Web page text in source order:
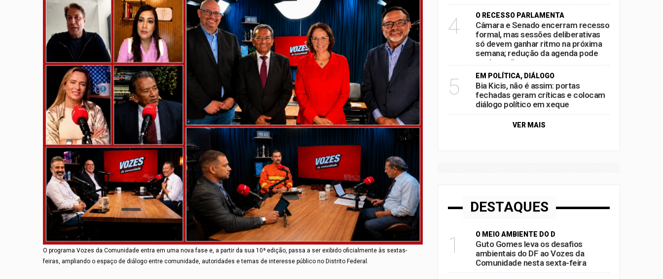
O programa Vozes da Comunidade entra em uma nova fase e, a partir da sua 10ª edição, passa a ser exibido oficialmente às sextas-
feiras, ampliando o espaço de diálogo entre comunidade, autoridades e temas de interesse público no Distrito Federal.
4 O RECESSO PARLAMENTA
Câmara e Senado encerram recesso
formal, mas sessões deliberativas
só devem ganhar ritmo na próxima
semana; redução da agenda pode
acelerar disputas por pautas antes
das eleições
5 EM POLÍTICA, DIÁLOGO
Bia Kicis, não é assim: portas
fechadas geram críticas e colocam
diálogo político em xeque
VER MAIS
DESTAQUES
1 O MEIO AMBIENTE DO D
Guto Gomes leva os desafios
ambientais do DF ao Vozes da
Comunidade nesta sexta-feira